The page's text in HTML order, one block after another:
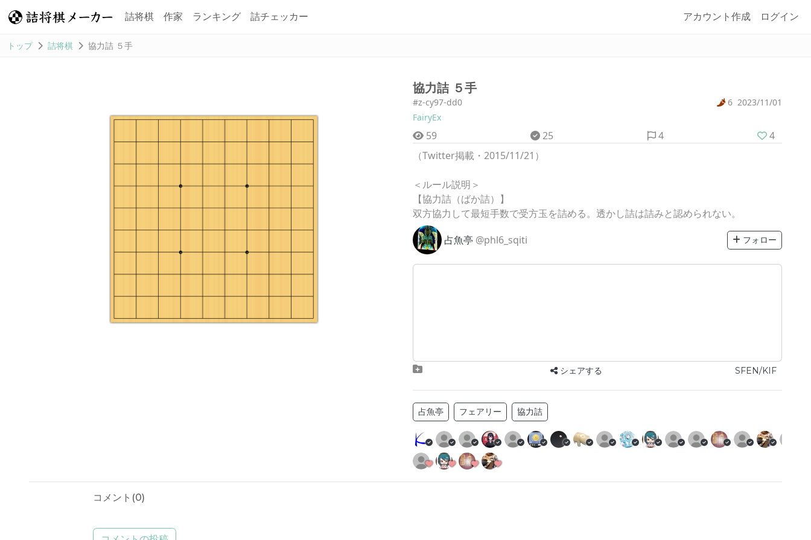
詰将棋 作家 ランキング 詰チェッカー アカウント作成 ログイン
トップ 詰将棋 協力詰 ５手
協力詰 ５手
#z-cy97-dd0 6 2023/11/01
FairyEx
59 25 4
4
（Twitter掲載・2015/11/21）
＜ルール説明＞
【協力詰（ばか詰）】
双方協力して最短手数で受方玉を詰める。透かし詰は詰みと認められない。
占魚亭 @phl6_sqiti フォロー
シェアする SFEN/KIF
占魚亭 フェアリー 協力詰
コメント(0)